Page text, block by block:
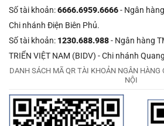
Số tài khoản:6666.6959.6666- Ngân
Chi nhánh Điện Biên Phủ.
Số tài khoản: 1230.688.988- Ngân hàng
TRIỂN VIỆT NAM (BIDV) - Chi nhánh
DANH SÁCH MÃ QR TÀI KHOẢN NGÂN
NỘI